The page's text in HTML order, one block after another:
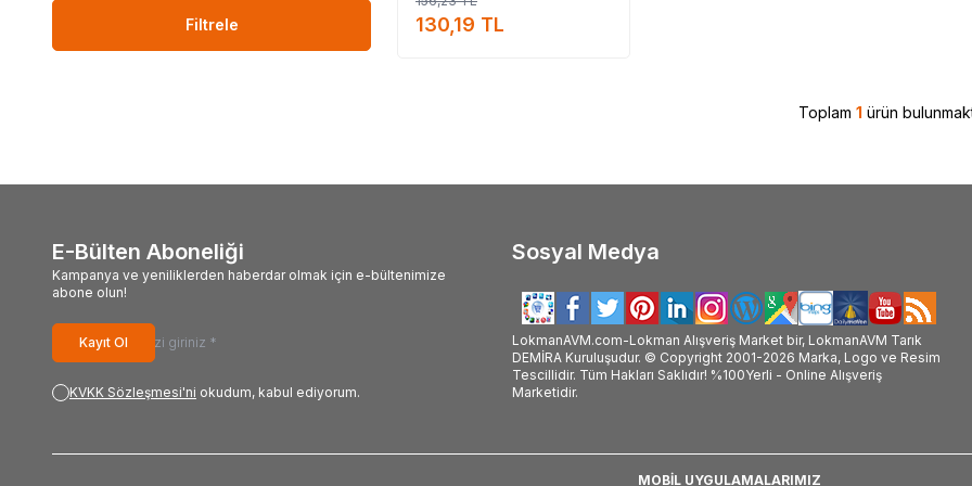
Filtrele
LokmanAVM ürünü faydası, LokmanAVM ürünü faydaları neler, LokmanAVM hakkındaki tüm
130,19 TL
Toplam 1 ürün
E-Bülten Aboneliği
Kampanya ve yeniliklerden haberdar olmak için e-bültenimize
abone olun!
Kayıt Ol
KVKK Sözleşmesi'ni okudum, kabul ediyorum.
Sosyal Medya
LokmanAVM.com-Lokman Alışveriş Market bir, LokmanAVM Tarık
DEMİRA Kuruluşudur. © Copyright 2001-2026 Marka, Logo ve Resim
Tescillidir. Tüm Hakları Saklıdır! %100Yerli - Online Alışveriş
Marketidir.
MOBİL UYGULAMALARIMIZ